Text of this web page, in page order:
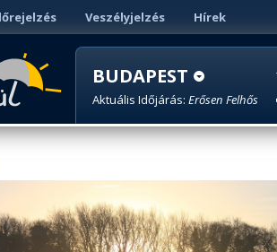
Veszélyjelzés Hírek
BUDAPEST
Aktuális Időjárás: Erősen Felhős